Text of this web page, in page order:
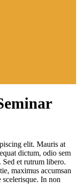
elit. Mauris at
dictum, odio sem
Sed et rutrum libero.
maximus accumsan
In non